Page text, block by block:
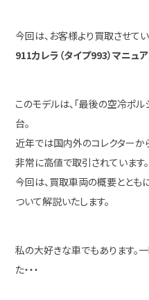
今回は、お客様より買取させて
911カレラ（タイプ993）マニュ
このモデルは、「最後の空冷ポ
台。
近年では国内外のコレクターか
非常に高値で取引されています。
今回は、買取車両の概要ととも
ついて解説いたします。
私の大好きな車でもあります。
た・・・